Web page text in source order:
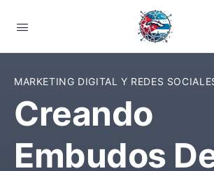
MARKETING DIGITAL Y REDES
Creando
Embudos